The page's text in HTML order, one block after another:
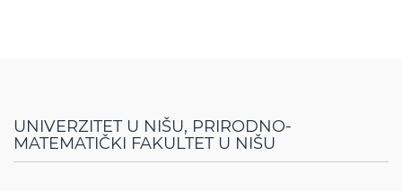
UNIVERZITET U NIŠU, PRIRODNO-
MATEMATIČKI FAKULTET U NIŠU